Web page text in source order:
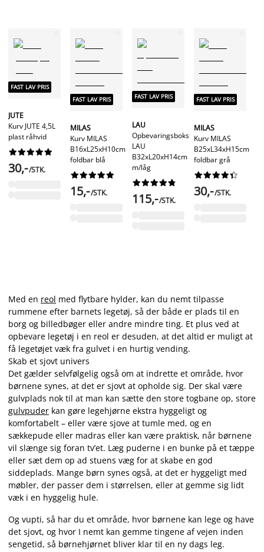
FAST LAV PRIS
JUTE
Kurv JUTE 4,5L
plast råhvid






30,-/STK.
FAST LAV PRIS
MILAS
Kurv MILAS
B16xL25xH10cm
foldbar blå






15,-/STK.
FAST LAV PRIS
LAU
Opbevaringsboks
LAU
B32xL20xH14cm
m/låg






115,-/STK.
FAST LAV PRIS
MILAS
Kurv MILAS
B25xL34xH15cm
foldbar grå






30,-/STK.
Med en reol med flytbare hylder, kan du nemt tilpasse
rummene efter barnets legetøj, så der både er plads til en
borg og billedbøger eller andre mindre ting. Et plus ved at
opbevare legetøj i en reol er desuden, at det altid er muligt at
få legetøjet væk fra gulvet i en hurtig vending.
Skab et sjovt univers
Det gælder selvfølgelig også om at indrette et område, hvor
børnene synes, at det er sjovt at opholde sig. Der skal være
gulvplads nok til at man kan sætte den store togbane op, store
gulvpuder kan gøre legehjørne ekstra hyggeligt og
komfortabelt – eller være sjove at tumle med, og en
sækkepude eller madras eller kan være praktisk, når børnene
vil slænge sig foran tv’et. Læg puderne i en bunke på et tæppe
eller sæt dem op ad stuens væg for at skabe en god
siddeplads. Mange børn synes også, at det er hyggeligt med
møbler, der passer dem i størrelsen, eller at gemme sig lidt
væk i en hyggelig hule.
Og vupti, så har du et område, hvor børnene kan lege og have
det sjovt, og hvor I nemt kan gemme tingene af vejen inden
sengetid, så børnehjørnet bliver klar til en ny dags leg.